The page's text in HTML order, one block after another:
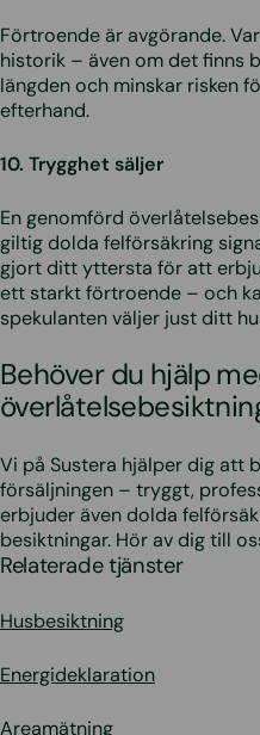
Förtroende är avgörande.
historik – även om det finns
längden och minskar risken
efterhand.
10. Trygghet säljer
En genomförd
giltig dolda felförsäkring
gjort ditt yttersta för att
ett starkt förtroende – och
spekulanten väljer just ditt
Behöver du hjälp
Vi på Sustera hjälper dig att
försäljningen – tryggt,
erbjuder även dolda
besiktningar. Hör av dig till
Relaterade tjänster
Husbesiktning
Energideklaration
Areamätning